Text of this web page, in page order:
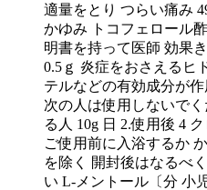
適量をとり つらい痛み
かゆみ トコフェロール
明書を持って医師 効果
0.5ｇ 炎症をおさえるヒ
テルなどの有効成分が
次の人は使用しないで
る人 10g 日 2.使用後 4
ご使用前に入浴するか
を除く 開封後はなるべ
い L-メントール〔分 小